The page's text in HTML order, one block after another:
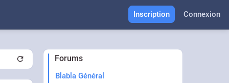
Inscription Connexion
Forums
Blabla Général